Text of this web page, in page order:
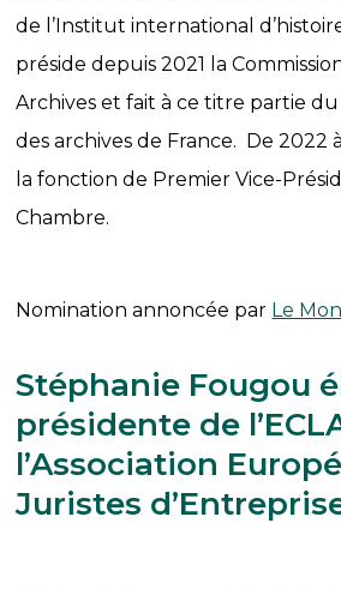
de l’Institut international
préside depuis 2021 la
Archives et fait à ce titre partie
des archives de France. De 2022
la fonction de Premier Vice-
Chambre.
Nomination annoncée par Le
Stéphanie Fougou
présidente de
l’Association
Juristes